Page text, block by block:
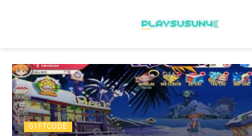
GIFTCODE